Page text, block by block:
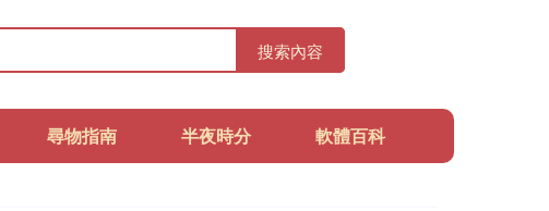
搜索內容
尋物指南 半夜時分 軟體百科